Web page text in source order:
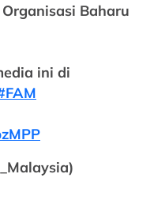
Baharu
ini di